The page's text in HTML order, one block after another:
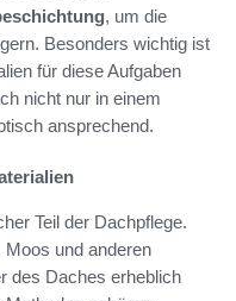
, um die
Besonders wichtig ist
für diese Aufgaben
nicht nur in einem
ansprechend.
Teil der Dachpflege.
und anderen
des Daches erheblich